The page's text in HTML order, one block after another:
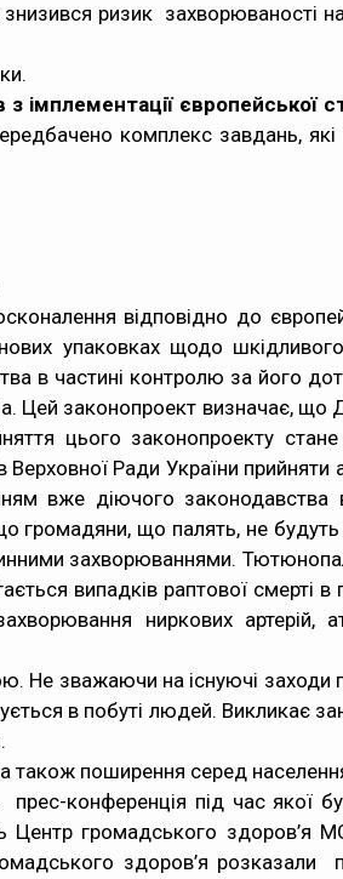
ризик захворюваності
з імплементації європейської
комплекс завдань, які
відповідно до
упаковках щодо
в частині контролю за його
Цей законопроект визначає,
цього законопроекту
Верховної Ради України
вже діючого
громадяни, що палять, не будуть
захворюваннями.
випадків раптової смерті в
ниркових артерій,
Не зважаючи на існуючі заходи
в побуті людей. Викликає
поширення серед
конференція під час якої
Центр громадського здоров’я
здоров’я розказали